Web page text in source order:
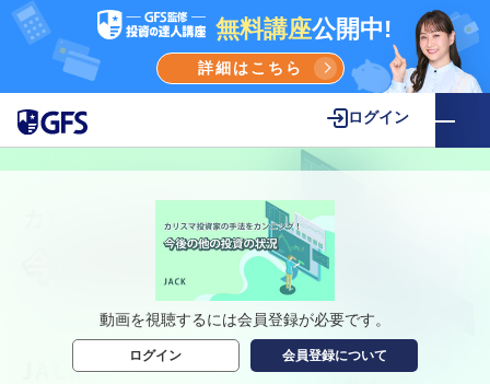
無料講座公開中!
詳細はこちら
ログイン
動画を視聴するには会員登録が必要です。
ログイン 会員登録について